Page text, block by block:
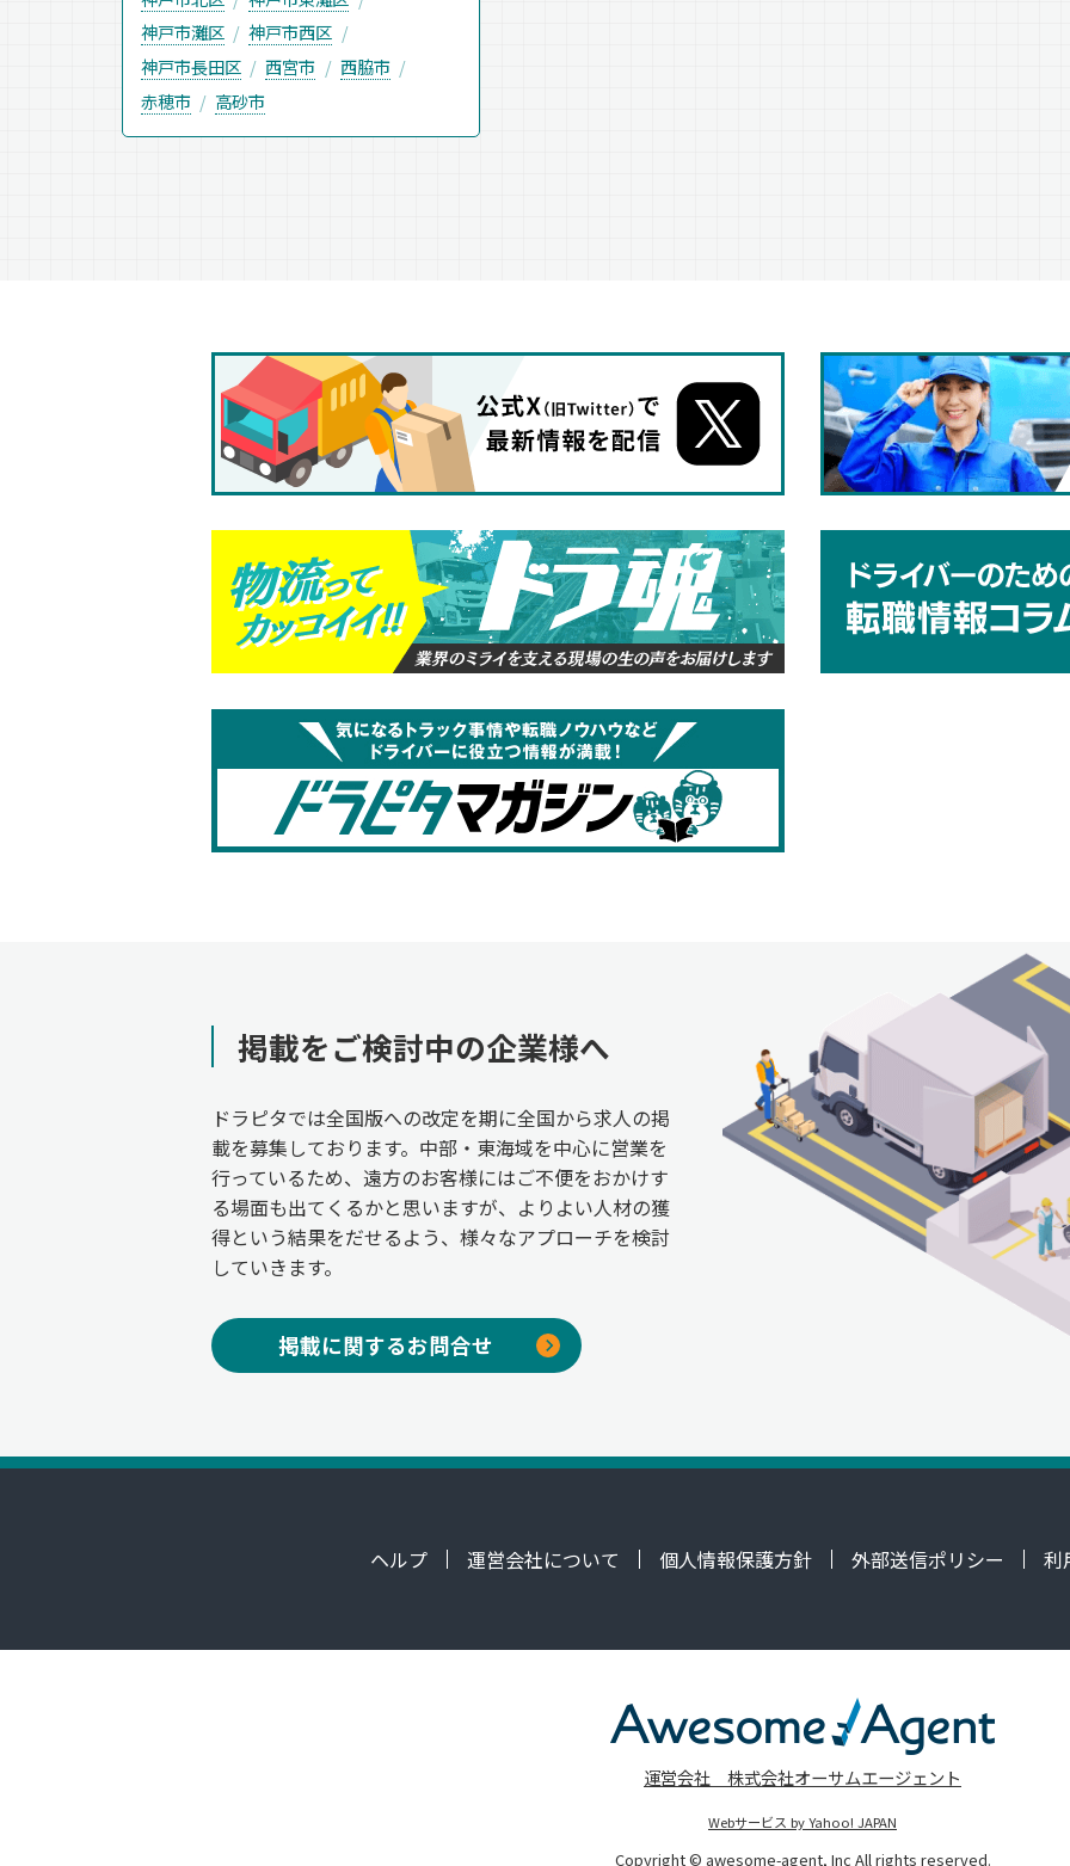
神戸市灘区
神戸市西区
神戸市長田区
西宮市
西脇市
赤穂市
高砂市
掲載をご検討中の企業様へ
ドラピタでは全国版への改定を期に全国から求人の掲
載を募集しております。中部・東海域を中心に営業を
行っているため、遠方のお客様にはご不便をおかけす
る場面も出てくるかと思いますが、よりよい人材の獲
得という結果をだせるよう、様々なアプローチを検討
していきます。
掲載に関するお問合せ
ヘルプ 運営会社について 個人情報保護方針 外部送信ポリシー 利
運営会社 株式会社オーサムエージェント
Webサービス by Yahoo! JAPAN
Copyright © awesome-agent, Inc All rights reserved.